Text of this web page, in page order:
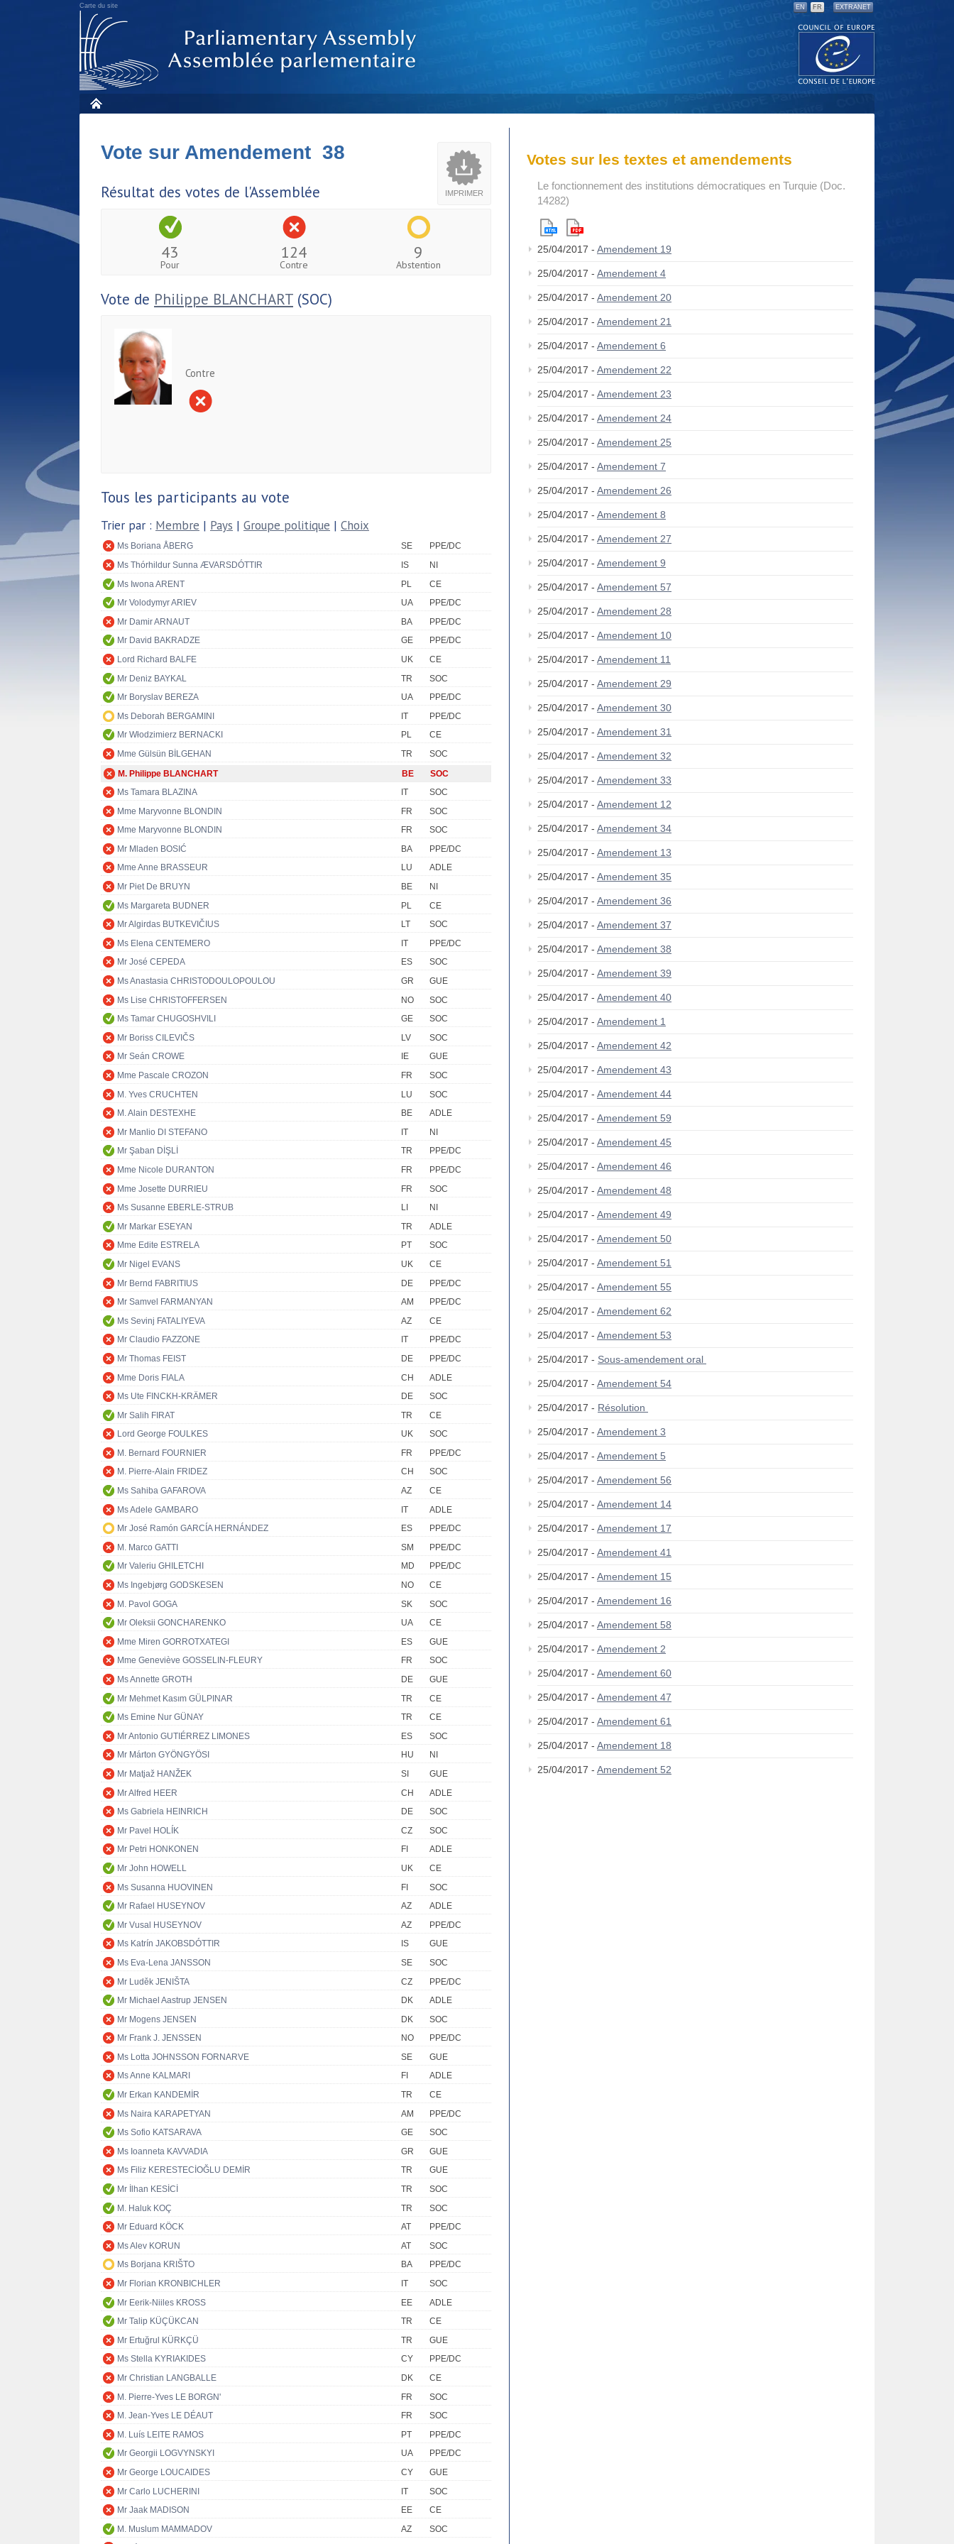
Carte du site EN FR EXTRANET
IMPRIMER
Vote sur Amendement 38
Résultat des votes de l'Assemblée
43
Pour
124
Contre
9
Abstention
Vote de Philippe BLANCHART (SOC)
Contre
Tous les participants au vote
Trier par : Membre | Pays | Groupe politique | Choix
Ms Boriana ÅBERG SE
PPE/DC
Ms Thórhildur Sunna ÆVARSDÓTTIR
IS
NI
Ms Iwona ARENT
PL
CE
Mr Volodymyr ARIEV
UA
PPE/DC
Mr Damir ARNAUT
BA
PPE/DC
Mr David BAKRADZE
GE
PPE/DC
Lord Richard BALFE
UK
CE
Mr Deniz BAYKAL
TR
SOC
Mr Boryslav BEREZA
UA
PPE/DC
Ms Deborah BERGAMINI
IT
PPE/DC
Mr Włodzimierz BERNACKI
PL
CE
Mme Gülsün BİLGEHAN
TR
SOC
M. Philippe BLANCHART
BE
SOC
Ms Tamara BLAZINA
IT
SOC
Mme Maryvonne BLONDIN
FR
SOC
Mme Maryvonne BLONDIN
FR
SOC
Mr Mladen BOSIĆ
BA
PPE/DC
Mme Anne BRASSEUR
LU
ADLE
Mr Piet De BRUYN
BE
NI
Ms Margareta BUDNER
PL
CE
Mr Algirdas BUTKEVIČIUS
LT
SOC
Ms Elena CENTEMERO
IT
PPE/DC
Mr José CEPEDA
ES
SOC
Ms Anastasia CHRISTODOULOPOULOU
GR
GUE
Ms Lise CHRISTOFFERSEN
NO
SOC
Ms Tamar CHUGOSHVILI
GE
SOC
Mr Boriss CILEVIČS
LV
SOC
Mr Seán CROWE
IE
GUE
Mme Pascale CROZON
FR
SOC
M. Yves CRUCHTEN
LU
SOC
M. Alain DESTEXHE
BE
ADLE
Mr Manlio DI STEFANO
IT
NI
Mr Şaban DİŞLİ
TR
PPE/DC
Mme Nicole DURANTON
FR
PPE/DC
Mme Josette DURRIEU
FR
SOC
Ms Susanne EBERLE-STRUB
LI
NI
Mr Markar ESEYAN
TR
ADLE
Mme Edite ESTRELA
PT
SOC
Mr Nigel EVANS
UK
CE
Mr Bernd FABRITIUS
DE
PPE/DC
Mr Samvel FARMANYAN
AM
PPE/DC
Ms Sevinj FATALIYEVA
AZ
CE
Mr Claudio FAZZONE
IT
PPE/DC
Mr Thomas FEIST
DE
PPE/DC
Mme Doris FIALA
CH
ADLE
Ms Ute FINCKH-KRÄMER
DE
SOC
Mr Salih FIRAT
TR
CE
Lord George FOULKES
UK
SOC
M. Bernard FOURNIER
FR
PPE/DC
M. Pierre-Alain FRIDEZ
CH
SOC
Ms Sahiba GAFAROVA
AZ
CE
Ms Adele GAMBARO
IT
ADLE
Mr José Ramón GARCÍA HERNÁNDEZ
ES
PPE/DC
M. Marco GATTI
SM
PPE/DC
Mr Valeriu GHILETCHI
MD
PPE/DC
Ms Ingebjørg GODSKESEN
NO
CE
M. Pavol GOGA
SK
SOC
Mr Oleksii GONCHARENKO
UA
CE
Mme Miren GORROTXATEGI
ES
GUE
Mme Geneviève GOSSELIN-FLEURY
FR
SOC
Ms Annette GROTH
DE
GUE
Mr Mehmet Kasım GÜLPINAR
TR
CE
Ms Emine Nur GÜNAY
TR
CE
Mr Antonio GUTIÉRREZ LIMONES
ES
SOC
Mr Márton GYÖNGYÖSI
HU
NI
Mr Matjaž HANŽEK
SI
GUE
Mr Alfred HEER
CH
ADLE
Ms Gabriela HEINRICH
DE
SOC
Mr Pavel HOLÍK
CZ
SOC
Mr Petri HONKONEN
FI
ADLE
Mr John HOWELL
UK
CE
Ms Susanna HUOVINEN
FI
SOC
Mr Rafael HUSEYNOV
AZ
ADLE
Mr Vusal HUSEYNOV
AZ
PPE/DC
Ms Katrín JAKOBSDÓTTIR
IS
GUE
Ms Eva-Lena JANSSON
SE
SOC
Mr Luděk JENIŠTA
CZ
PPE/DC
Mr Michael Aastrup JENSEN
DK
ADLE
Mr Mogens JENSEN
DK
SOC
Mr Frank J. JENSSEN
NO
PPE/DC
Ms Lotta JOHNSSON FORNARVE
SE
GUE
Ms Anne KALMARI
FI
ADLE
Mr Erkan KANDEMİR
TR
CE
Ms Naira KARAPETYAN
AM
PPE/DC
Ms Sofio KATSARAVA
GE
SOC
Ms Ioanneta KAVVADIA
GR
GUE
Ms Filiz KERESTECİOĞLU DEMİR
TR
GUE
Mr İlhan KESİCİ
TR
SOC
M. Haluk KOÇ
TR
SOC
Mr Eduard KÖCK
AT
PPE/DC
Ms Alev KORUN
AT
SOC
Ms Borjana KRIŠTO
BA
PPE/DC
Mr Florian KRONBICHLER
IT
SOC
Mr Eerik-Niiles KROSS
EE
ADLE
Mr Talip KÜÇÜKCAN
TR
CE
Mr Ertuğrul KÜRKÇÜ
TR
GUE
Ms Stella KYRIAKIDES
CY
PPE/DC
Mr Christian LANGBALLE
DK
CE
M. Pierre-Yves LE BORGN'
FR
SOC
M. Jean-Yves LE DÉAUT
FR
SOC
M. Luís LEITE RAMOS
PT
PPE/DC
Mr Georgii LOGVYNSKYI
UA
PPE/DC
Mr George LOUCAIDES
CY
GUE
Mr Carlo LUCHERINI
IT
SOC
Mr Jaak MADISON
EE
CE
M. Muslum MAMMADOV
AZ
SOC
Votes sur les textes et amendements
Le fonctionnement des institutions démocratiques en Turquie (Doc.
14282)
25/04/2017 - Amendement 19
25/04/2017 - Amendement 4
25/04/2017 - Amendement 20
25/04/2017 - Amendement 21
25/04/2017 - Amendement 6
25/04/2017 - Amendement 22
25/04/2017 - Amendement 23
25/04/2017 - Amendement 24
25/04/2017 - Amendement 25
25/04/2017 - Amendement 7
25/04/2017 - Amendement 26
25/04/2017 - Amendement 8
25/04/2017 - Amendement 27
25/04/2017 - Amendement 9
25/04/2017 - Amendement 57
25/04/2017 - Amendement 28
25/04/2017 - Amendement 10
25/04/2017 - Amendement 11
25/04/2017 - Amendement 29
25/04/2017 - Amendement 30
25/04/2017 - Amendement 31
25/04/2017 - Amendement 32
25/04/2017 - Amendement 33
25/04/2017 - Amendement 12
25/04/2017 - Amendement 34
25/04/2017 - Amendement 13
25/04/2017 - Amendement 35
25/04/2017 - Amendement 36
25/04/2017 - Amendement 37
25/04/2017 - Amendement 38
25/04/2017 - Amendement 39
25/04/2017 - Amendement 40
25/04/2017 - Amendement 1
25/04/2017 - Amendement 42
25/04/2017 - Amendement 43
25/04/2017 - Amendement 44
25/04/2017 - Amendement 59
25/04/2017 - Amendement 45
25/04/2017 - Amendement 46
25/04/2017 - Amendement 48
25/04/2017 - Amendement 49
25/04/2017 - Amendement 50
25/04/2017 - Amendement 51
25/04/2017 - Amendement 55
25/04/2017 - Amendement 62
25/04/2017 - Amendement 53
25/04/2017 - Sous-amendement oral
25/04/2017 - Amendement 54
25/04/2017 - Résolution
25/04/2017 - Amendement 3
25/04/2017 - Amendement 5
25/04/2017 - Amendement 56
25/04/2017 - Amendement 14
25/04/2017 - Amendement 17
25/04/2017 - Amendement 41
25/04/2017 - Amendement 15
25/04/2017 - Amendement 16
25/04/2017 - Amendement 58
25/04/2017 - Amendement 2
25/04/2017 - Amendement 60
25/04/2017 - Amendement 47
25/04/2017 - Amendement 61
25/04/2017 - Amendement 18
25/04/2017 - Amendement 52